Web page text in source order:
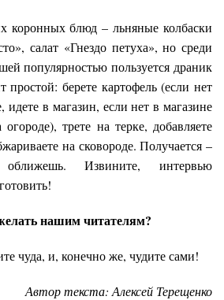
коронных блюд – льняные колбаски
салат «Гнездо петуха», но среди
популярностью пользуется драник
простой: берете картофель (если нет
идете в магазин, если нет в магазине
трете на терке, добавляете
на сковороде. Получается –
Извините, интервью
нашим читателям?
чуда, и, конечно же, чудите сами!
Автор текста: Алексей Терещенко